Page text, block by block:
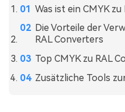
Was ist ein CMYK
Die Vorteile der
RAL Converters
Top CMYK zu RAL
Zusätzliche Tools